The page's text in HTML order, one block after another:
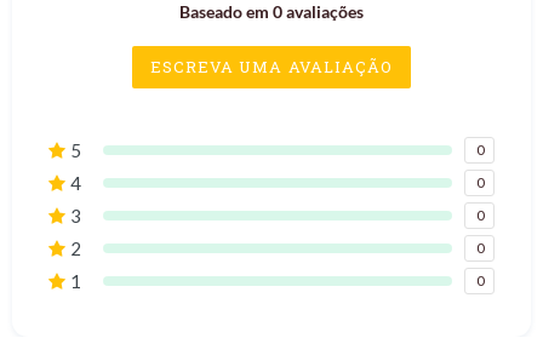
Baseado em 0 avaliações
ESCREVA UMA AVALIAÇÃO
5 0
4 0
3 0
2 0
1 0